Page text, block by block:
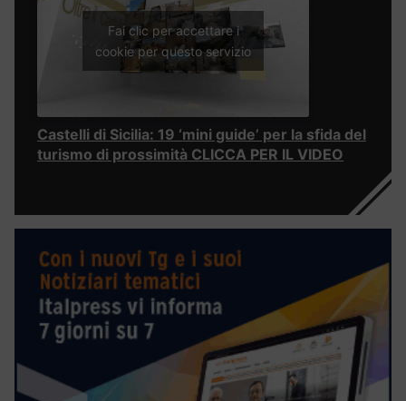
Fai clic per accettare i
cookie per questo servizio
Castelli di Sicilia: 19 ‘mini guide’ per la sfida del
turismo di prossimità CLICCA PER IL VIDEO